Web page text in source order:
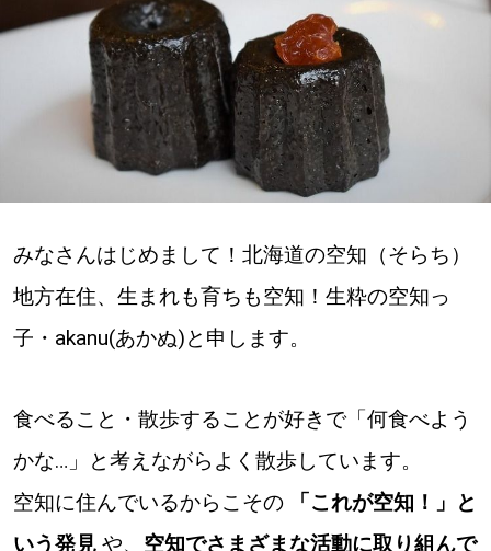
ゆるむ
SitakkeTV
LOCAL ローカルエリア
札幌
道北
道東
道央
みなさんはじめまして！北海道の空知（そらち）
地方在住、生まれも育ちも空知！生粋の空知っ
子・akanu(あかぬ)と申します。
食べること・散歩することが好きで「何食べよう
かな…」と考えながらよく散歩しています。
空知に住んでいるからこその
「これが空知！」と
いう発見や、 空知でさまざまな活動に取り組んで